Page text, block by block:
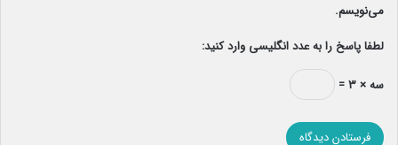
می‌نویسم.
لطفا پاسخ را به عدد انگلیسی وارد کنید:
سه × ۳ =